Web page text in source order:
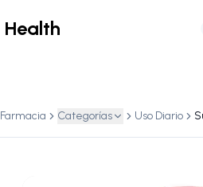
Health
Farmacia Categorías Uso Diario